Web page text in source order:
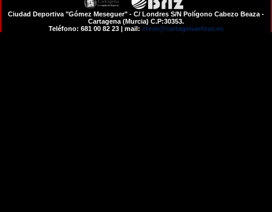
Ciudad Deportiva "Gómez Meseguer" - C/ Londres S/N Polígono Cabezo Beaza -
Cartagena (Murcia) C.P:30353.
Teléfono: 681 00 82 23 | mail: efese@cartagenaefese.es